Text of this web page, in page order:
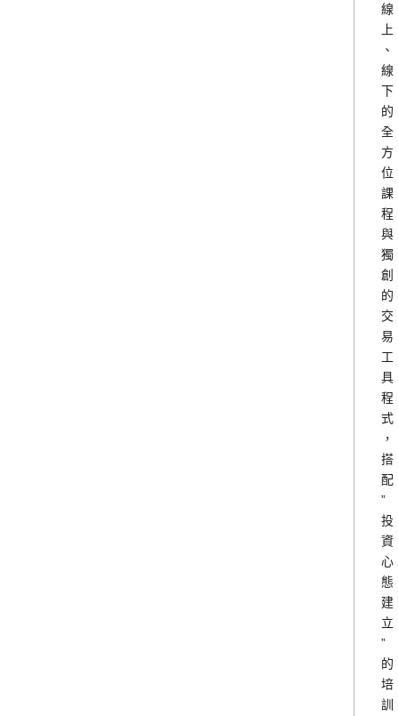
線
上
、
線
下
的
全
方
位
課
程
與
獨
創
的
交
易
工
具
程
式
，
搭
配
”
投
資
心
態
建
立
”
的
培
訓